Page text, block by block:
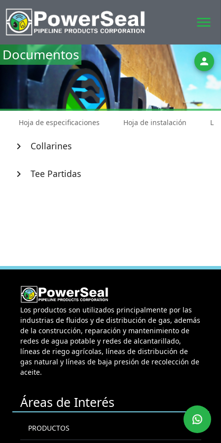
menu
person
Documentos
Hoja de especificaciones Hoja de instalación
chevron_right Collarines
chevron_right Tee Partidas
Los productos son utilizados principalmente por las
industrias de fluidos y de distribución de gas, además
de la construcción, reparación y mantenimiento de
redes de agua potable y redes de alcantarillado,
líneas de riego agrícolas, líneas de distribución de
gas natural y líneas de baja presión de recolección de
aceite.
Áreas de Interés
PRODUCTOS